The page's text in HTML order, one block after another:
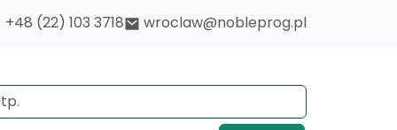
+48 (22) 103 3718 wroclaw@nobleprog.pl